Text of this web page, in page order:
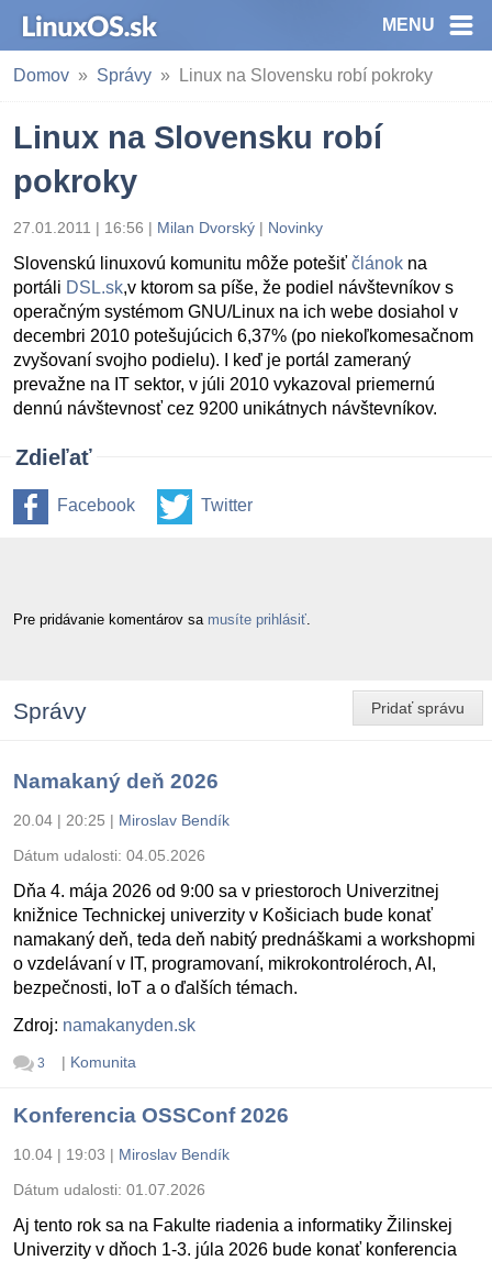
MENU
Domov Správy Linux na Slovensku robí pokroky
Linux na Slovensku robí
pokroky
27.01.2011 | 16:56 | Milan Dvorský | Novinky
Slovenskú linuxovú komunitu môže potešiť článok na
portáli DSL.sk,v ktorom sa píše, že podiel návštevníkov s
operačným systémom GNU/Linux na ich webe dosiahol v
decembri 2010 potešujúcich 6,37% (po niekoľkomesačnom
zvyšovaní svojho podielu). I keď je portál zameraný
prevažne na IT sektor, v júli 2010 vykazoval priemernú
dennú návštevnosť cez 9200 unikátnych návštevníkov.
Zdieľať
Facebook Twitter
Pre pridávanie komentárov sa musíte prihlásiť
Pridať správu
Správy
Namakaný deň 2026
20.04 | 20:25 | Miroslav Bendík
Dátum udalosti: 04.05.2026
Dňa 4. mája 2026 od 9:00 sa v priestoroch Univerzitnej
knižnice Technickej univerzity v Košiciach bude konať
namakaný deň, teda deň nabitý prednáškami a workshopmi
o vzdelávaní v IT, programovaní, mikrokontroléroch, AI,
bezpečnosti, IoT a o ďalších témach.
Zdroj: namakanyden.sk
3 | Komunita
Konferencia OSSConf 2026
10.04 | 19:03 | Miroslav Bendík
Dátum udalosti: 01.07.2026
Aj tento rok sa na Fakulte riadenia a informatiky Žilinskej
Univerzity v dňoch 1-3. júla 2026 bude konať konferencia